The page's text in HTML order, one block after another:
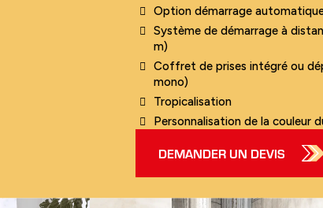
Option démarrage
Système de démarrage à
m)
Coffret de prises intégré ou
mono)
Tropicalisation
Personnalisation de la couleur
DEMANDER UN DEVIS